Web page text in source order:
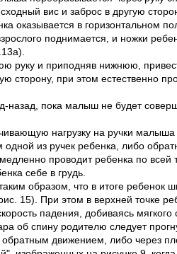
вис и заброс в другую
оказывается в горизонтальном
поднимается, и ножки
руку и приподняв нижнюю,
сторону, при этом естественно
пока малыш не будет
нагрузку на ручки малыша
из ручек ребенка, либо
проводит ребенка по всей
себе в грудь.
образом, что в итоге ребенок
15). При этом в верхней точке
падения, добиваясь мягкого
об спину родителю следует
движением, либо через